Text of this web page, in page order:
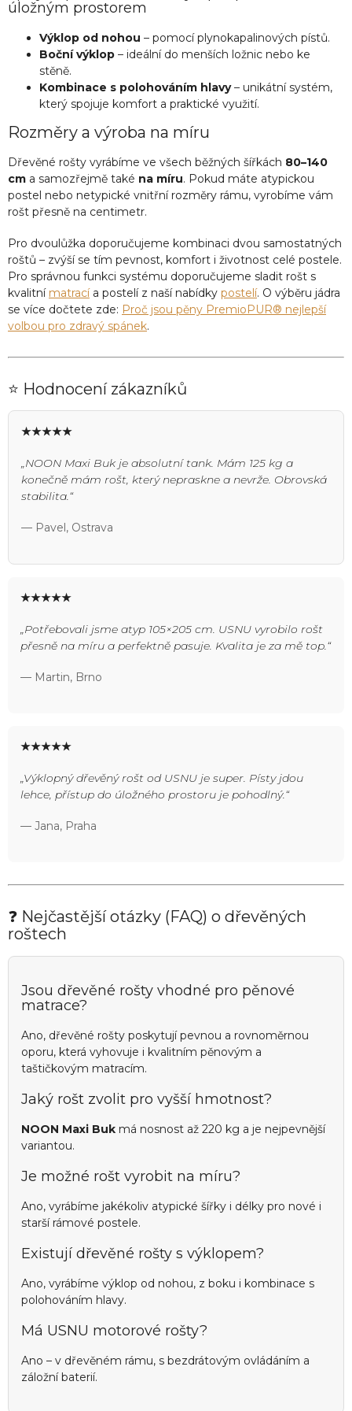
úložným prostorem
Výklop od nohou – pomocí plynokapalinových pístů.
Boční výklop – ideální do menších ložnic nebo ke
stěně.
Kombinace s polohováním hlavy– unikátní systém,
který spojuje komfort a praktické využití.
Rozměry a výroba na míru
Dřevěné rošty vyrábíme ve všech běžných šířkách 80–140
cm a samozřejmě také na míru. Pokud máte atypickou
postel nebo netypické vnitřní rozměry rámu, vyrobíme vám
rošt přesně na centimetr.
Pro dvoulůžka doporučujeme kombinaci dvou samostatných
roštů – zvýší se tím pevnost, komfort i životnost celé postele.
Pro správnou funkci systému doporučujeme sladit rošt s
kvalitní matracía postelí z naší nabídky postelí. O výběru jádra
se více dočtete zde: Proč jsou pěny PremioPUR® nejlepší
volbou pro zdravý spánek.
⭐ Hodnocení zákazníků
★★★★★
„NOON Maxi Buk je absolutní tank. Mám 125 kg a
konečně mám rošt, který nepraskne a nevrže. Obrovská
stabilita.“
— Pavel, Ostrava
★★★★★
„Potřebovali jsme atyp 105×205 cm. USNU vyrobilo rošt
přesně na míru a perfektně pasuje. Kvalita je za mě top.“
— Martin, Brno
★★★★★
„Výklopný dřevěný rošt od USNU je super. Písty jdou
lehce, přístup do úložného prostoru je pohodlný.“
— Jana, Praha
❓ Nejčastější otázky (FAQ) o dřevěných
roštech
Jsou dřevěné rošty vhodné pro pěnové
matrace?
Ano, dřevěné rošty poskytují pevnou a rovnoměrnou
oporu, která vyhovuje i kvalitním pěnovým a
taštičkovým matracím.
Jaký rošt zvolit pro vyšší hmotnost?
NOON Maxi Buk má nosnost až 220 kg a je nejpevnější
variantou.
Je možné rošt vyrobit na míru?
Ano, vyrábíme jakékoliv atypické šířky i délky pro nové i
starší rámové postele.
Existují dřevěné rošty s výklopem?
Ano, vyrábíme výklop od nohou, z boku i kombinace s
polohováním hlavy.
Má USNU motorové rošty?
Ano – v dřevěném rámu, s bezdrátovým ovládáním a
záložní baterií.